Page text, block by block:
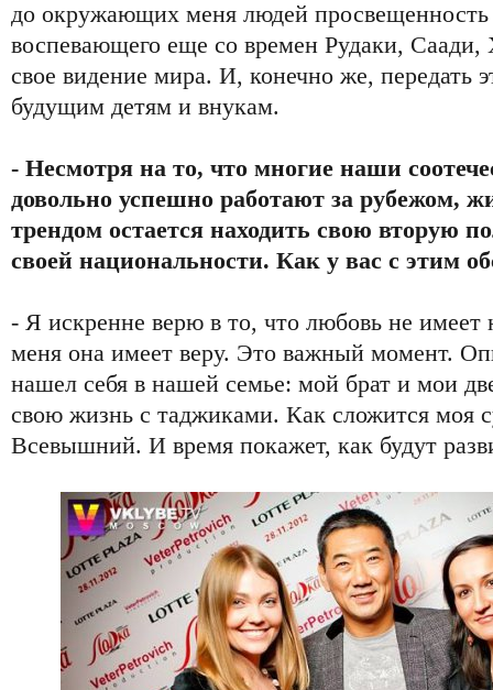
до окружающих меня людей просвещенность
воспевающего еще со времен Рудаки,
свое видение мира. И, конечно же, передать
будущим детям и внукам.
- Несмотря на то, что многие наши
довольно успешно работают за рубежом,
трендом остается находить свою вторую
своей национальности. Как у вас с этим
- Я искренне верю в то, что любовь не имеет
меня она имеет веру. Это важный момент.
нашел себя в нашей семье: мой брат и мои
свою жизнь с таджиками. Как сложится моя
Всевышний. И время покажет, как будут